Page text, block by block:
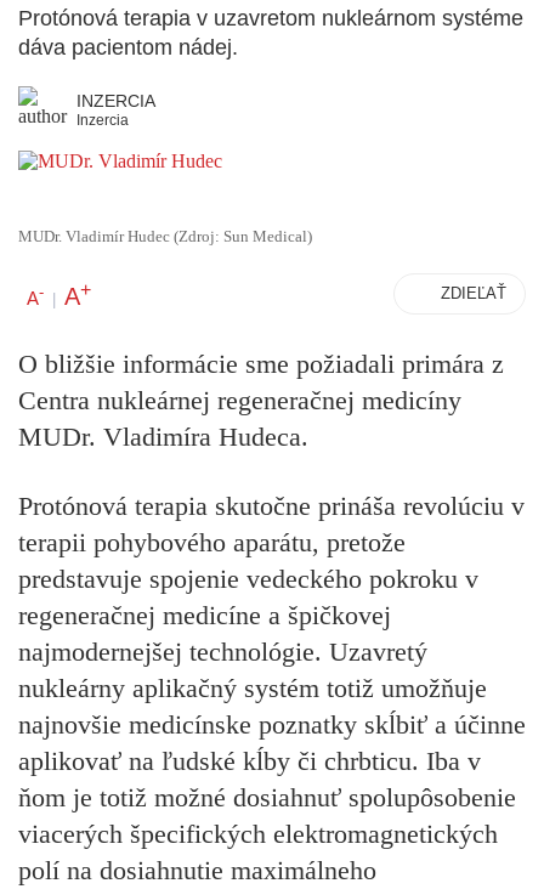
Protónová terapia v uzavretom nukleárnom systéme
dáva pacientom nádej.
INZERCIA
Inzercia
MUDr. Vladimír Hudec (Zdroj: Sun Medical)
A- | A+ ZDIEĽAŤ
O bližšie informácie sme požiadali primára z
Centra nukleárnej regeneračnej medicíny
MUDr. Vladimíra Hudeca.
Protónová terapia skutočne prináša revolúciu v
terapii pohybového aparátu, pretože
predstavuje spojenie vedeckého pokroku v
regeneračnej medicíne a špičkovej
najmodernejšej technológie. Uzavretý
nukleárny aplikačný systém totiž umožňuje
najnovšie medicínske poznatky skĺbiť a účinne
aplikovať na ľudské kĺby či chrbticu. Iba v
ňom je totiž možné dosiahnuť spolupôsobenie
viacerých špecifických elektromagnetických
polí na dosiahnutie maximálneho